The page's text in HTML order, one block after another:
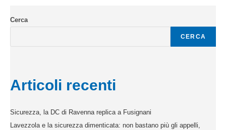
Cerca
CERCA
Articoli recenti
Sicurezza, la DC di Ravenna replica a Fusignani
Lavezzola e la sicurezza dimenticata: non bastano più gli appelli,